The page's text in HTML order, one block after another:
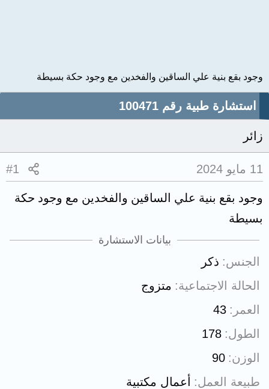
وجود بقع بنية علي الساقين والفخدين مع وجود حكة بسيطة
استشارة طبية رقم 100471
زائر
11 مايو 2024 #1
وجود بقع بنية علي الساقين والفخدين مع وجود حكة
بسيطة
بيانات الاستشارة
الجنس ذكر
الحالة الاجتماعية
متزوج
العمر
43
الطول 178
الوزن 90
طبيعة العمل
أعمال مكتبية